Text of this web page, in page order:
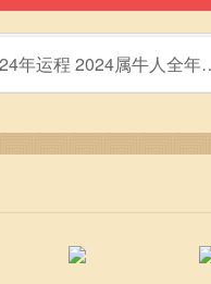
年运程 2024属牛人全年